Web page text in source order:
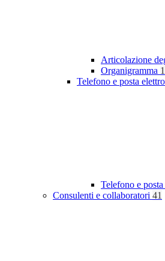
Articolazione
Organigramma 1
Telefono e posta
Telefono e
Consulenti e collaboratori 41